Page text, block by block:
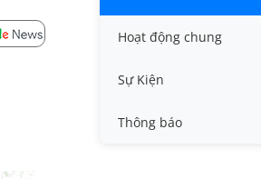
Hoạt động chung
Tin công tác sinh viên
Tin đào tạo
Sự Kiện
Thông báo